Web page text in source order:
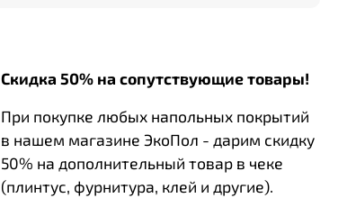
Скидка 50% на сопутствующие товары!
При покупке любых напольных покрытий
в нашем магазине ЭкоПол - дарим скидку
50% на дополнительный товар в чеке
(плинтус, фурнитура, клей и другие).